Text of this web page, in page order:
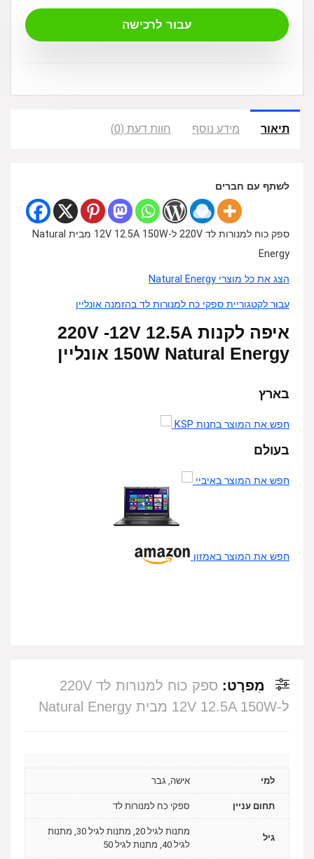
עבור לרכישה
תיאור מידע נוסף חוות דעת (0)
לשתף עם חברים
ספק כוח למנורות לד 220V ל-12V 12.5A 150W מבית Natural
Energy
הצג את כל מוצרי Natural Energy
עבור לקטגוריית ספקי כח למנורות לד בהזמנה אונליין
איפה לקנות 220V -12V 12.5A
150W Natural Energy אונליין
בארץ
חפש את המוצר בחנות KSP
בעולם
חפש את המוצר באיביי
חפש את המוצר באמזון
מִפרָט:
ספק כוח למנורות לד 220V
ל-12V 12.5A 150W מבית Natural Energy
למי אישה, גבר
תחום עניין ספקי כח למנורות לד
גיל
מתנות לגיל 20, מתנות לגיל 30, מתנות
לגיל 40, מתנות לגיל 50